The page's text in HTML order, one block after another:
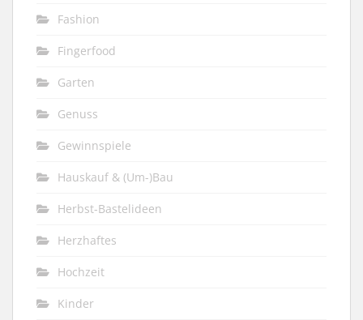
Fashion
Fingerfood
Garten
Genuss
Gewinnspiele
Hauskauf & (Um-)Bau
Herbst-Bastelideen
Herzhaftes
Hochzeit
Kinder